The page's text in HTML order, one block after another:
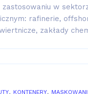
zastosowaniu w
rafinerie,
zakłady
, KONTENERY,